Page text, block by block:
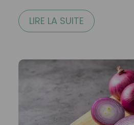
LIRE LA SUITE